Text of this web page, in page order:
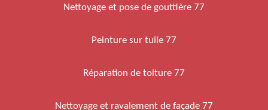
Nettoyage et pose de gouttière 77
Peinture sur tuile 77
Réparation de toiture 77
Nettoyage et ravalement de façade 77